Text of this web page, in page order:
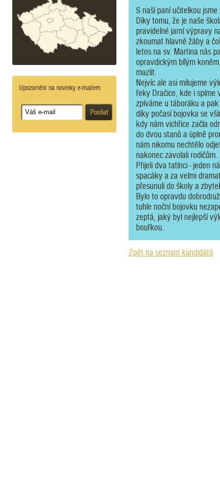
Upozornění na novinky e-mailem
S naší paní učitelkou
Díky tomu, že je naše
pravidelné jarní výpravy
zkoumat hlavně žáby a
letos na sv. Martina nás
opravdickým bílým
mazlit.
Nejvíc ale asi milujeme
řeky Dračice, kde i spíme
zpíváme u táboráku a
díky počasí bojovka se
kdy nám vichřice začla
do dvou stanů a úplně
nám nikomu nechtělo
nakonec zavolali rodičům.
Přijeli dva tatínci - jeden
spacáky a za velmi
přesunuli do školy a
Bylo to opravdu
tuhle noční bojovku
zeptá, jaký byl nejlepší
bouřkou.
Zpět na seznam kandidátů